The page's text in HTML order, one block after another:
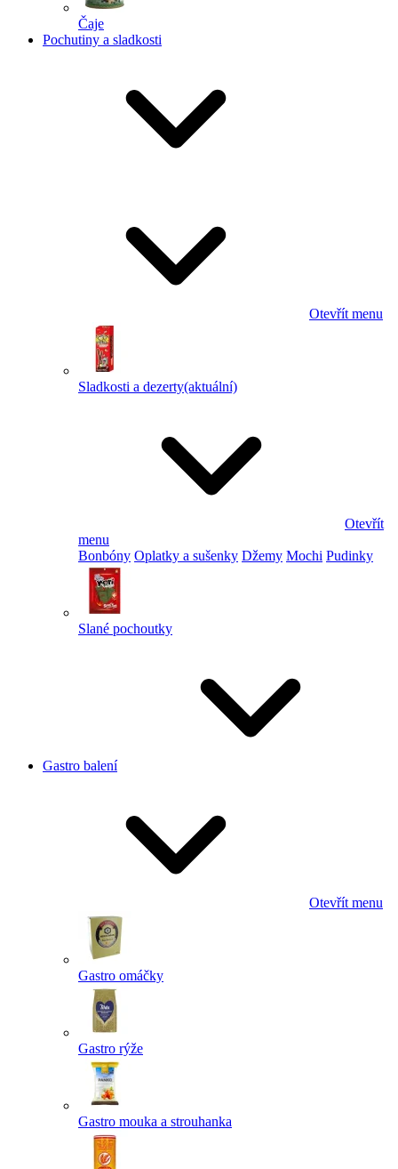
Čaje
Pochutiny a sladkosti
Otevřít menu
Sladkosti a dezerty(aktuální)
Otevřít
menu
Bonbóny Oplatky a sušenky Džemy Mochi Pudinky
Slané pochoutky
Gastro balení
Otevřít menu
Gastro omáčky
Gastro rýže
Gastro mouka a strouhanka